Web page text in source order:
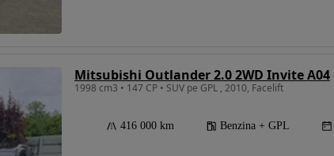
Mitsubishi Outlander 2.0 2WD Invite A04
1998 cm3 • 147 CP • SUV pe GPL , 2010, Facelift
416 000 km Benzina + GPL